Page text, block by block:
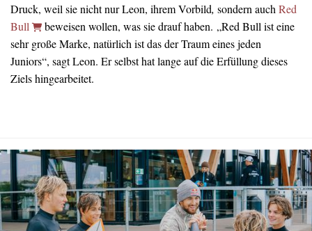
Druck, weil sie nicht nur Leon, ihrem Vorbild, sondern auchRed
Bull
beweisen wollen, was sie drauf haben. „Red Bull ist eine
sehr große Marke, natürlich ist das der Traum eines jeden
Juniors“, sagt Leon. Er selbst hat lange auf die Erfüllung dieses
Ziels hingearbeitet.